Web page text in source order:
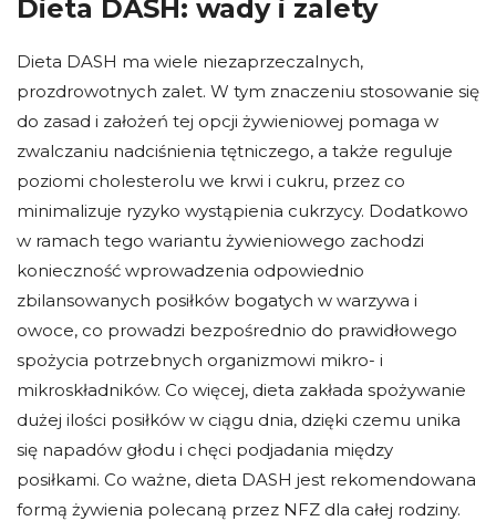
Dieta DASH: wady i zalety
Dieta DASH ma wiele niezaprzeczalnych,
prozdrowotnych zalet. W tym znaczeniu stosowanie się
do zasad i założeń tej opcji żywieniowej pomaga w
zwalczaniu nadciśnienia tętniczego, a także reguluje
poziomi cholesterolu we krwi i cukru, przez co
minimalizuje ryzyko wystąpienia cukrzycy. Dodatkowo
w ramach tego wariantu żywieniowego zachodzi
konieczność wprowadzenia odpowiednio
zbilansowanych posiłków bogatych w warzywa i
owoce, co prowadzi bezpośrednio do prawidłowego
spożycia potrzebnych organizmowi mikro- i
mikroskładników. Co więcej, dieta zakłada spożywanie
dużej ilości posiłków w ciągu dnia, dzięki czemu unika
się napadów głodu i chęci podjadania między
posiłkami. Co ważne, dieta DASH jest rekomendowana
formą żywienia polecaną przez NFZ dla całej rodziny.